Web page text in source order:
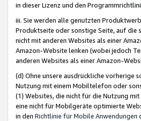
in dieser Lizenz und den
iii. Sie werden alle genutzten
Produktseite oder sonstige Seite, auf
nicht mit anderen Websites als einer
Amazon-Website lenken (wobei jedoch
anderen Websites als einer Amazon-
(d) Ohne unsere ausdrückliche vorherige
Nutzung mit einem Mobiltelefon oder
(1) Websites, die nicht für die Nutzung
eine nicht für Mobilgeräte optimierte
in den Richtlinie für Mobile Anwendungen